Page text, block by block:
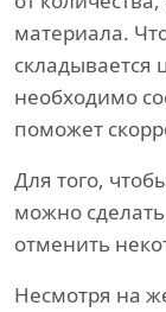
материала.
складывается
необходимо
поможет
Для того,
можно
отменить
Несмотря на